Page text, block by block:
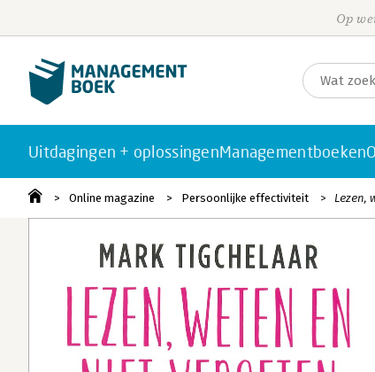
Op
Uitdagingen + oplossingenManagementboeken
Online magazine Persoonlijke effectiviteit Lezen,